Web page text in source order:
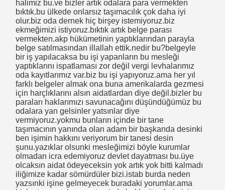
halimiz bu.ve bizler artık odalara para vermekten
bıktık.bu ülkede onlarsız taşımacılık çok daha iyi
olur.biz oda dernek hiç birşey istemiyoruz.biz
ekmeğimizi istiyoruz.bıktık artık belge parası
vermekten.akp hükümetinin yaptıklarından parayla
belge satılmasından illallah ettik.nedir bu?belgeyle
bir iş yapılacaksa bu işi yapanların bu mesleği
yaptıklarını ispatlaması zor değil vergi levhalarımız
oda kayıtlarımız var.biz bu işi yapıyoruz.ama her yıl
farklı belgeler almak ona buna amerikalarda gezmesi
için harçlıklarını alsın aidatlardan diye değil.bizler bu
paraları haklarımızı savunacağını düşündüğümüz bu
odalara yan gelsinler yatsınlar diye
vermiyoruz.yokmu bunların içinde bir tane
taşımacının yanında olan adam bir başkanda desinki
ben işimin hakkını veriyorum bir tanesi desin
şunu.yazıklar olsunki mesleğimizi böyle kurumlar
olmadan icra edemiyoruz devlet dayatması bu.üye
olcaksın aidat ödeyeceksin yok artık yok bitti kalmadı
iliğimize kadar sömürdüler bizi.istab burda neden
yazsınki işine gelmeyecek buradaki yorumlar.ama
TAŞIMACILARI TEĞET GEÇTİ 2023 HEDEFLERİ
2023 ULAŞIM HEDEFLERİ HEDEF 2023
Tanımama Lüksü Varmı
KEMALOĞLU